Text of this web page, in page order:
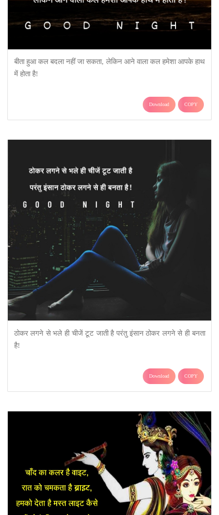
बीता हुआ कल बदला नहीं जा सकता, लेकिन आने वाला कल हमेशा आपके हाथ
में होता है!
Download COPY
ठोकर लगने से भले ही चीजें टूट जाती है परंतु इंसान ठोकर लगने से ही बनता
है!
Download COPY